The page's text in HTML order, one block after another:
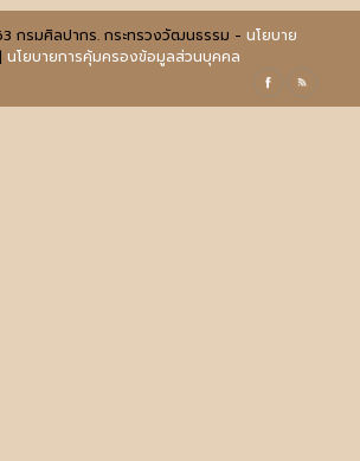
กรมศิลปากร. กระทรวงวัฒนธรรม - นโยบาย
| นโยบายการคุ้มครองข้อมูลส่วนบุคคล